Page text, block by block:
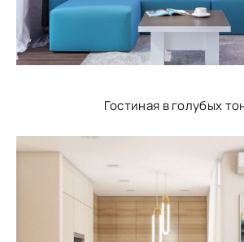
Гостиная в голубых